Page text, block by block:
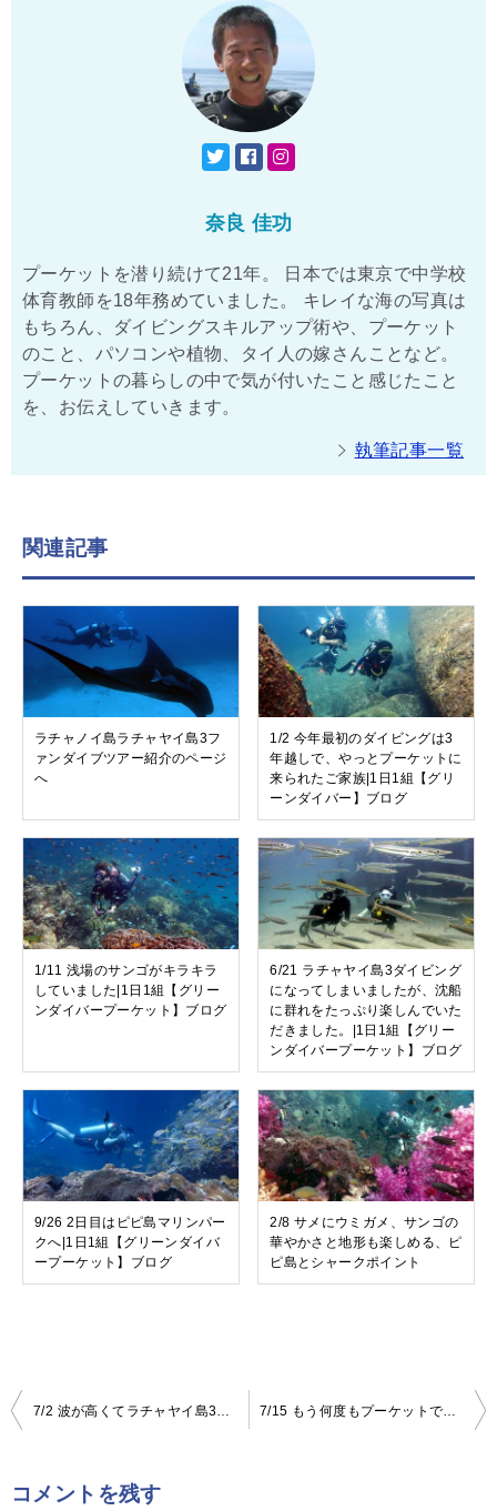
奈良 佳功
プーケットを潜り続けて21年。 日本では東京で中学校
体育教師を18年務めていました。 キレイな海の写真は
もちろん、ダイビングスキルアップ術や、プーケット
のこと、パソコンや植物、タイ人の嫁さんことなど。
プーケットの暮らしの中で気が付いたこと感じたこと
を、お伝えしていきます。
執筆記事一覧
関連記事
ラチャノイ島ラチャヤイ島3フ
ァンダイブツアー紹介のページ
へ
1/2 今年最初のダイビングは3
年越しで、やっとプーケットに
来られたご家族|1日1組【グリ
ーンダイバー】ブログ
1/11 浅場のサンゴがキラキラ
していました|1日1組【グリー
ンダイバープーケット】ブログ
6/21 ラチャヤイ島3ダイビング
になってしまいましたが、沈船
に群れをたっぷり楽しんでいた
だきました。|1日1組【グリー
ンダイバープーケット】ブログ
9/26 2日目はピピ島マリンパー
クへ|1日1組【グリーンダイバ
ープーケット】ブログ
2/8 サメにウミガメ、サンゴの
華やかさと地形も楽しめる、ピ
ピ島とシャークポイント
投
ナ
7/2 波が高くてラチャヤイ島3ダイビングになってしまいましたが、透明度は抜群で魚もいっぱいでした|1日1組【グリーンダイバープーケット】ブログ 7/15 もう何度もプーケットでダイビングをしているヘビーリピーター様。でもまだまだ新しい発見があります|1日1組【グリーンダイバープーケット】ブログ
コメントを残す